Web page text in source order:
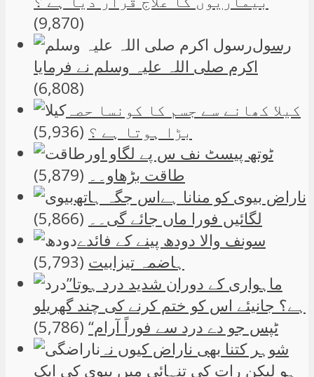
(9,870)
رسول
اکرم صلی اللہ علیہ وسلم نے فرمایا
(6,808)
کیلا کھانے سے جسم کا کونسا حصہ
بڑا ہوتا ہے ؟ (5,936)
ٹوتھ پیسٹ نف س پے لگاو اور
طاقت بڑھاو۔۔ (5,879)
ناراض بیوی کو منانا ہےاس جگہ ہاتھ
لگائیں فورا ماں جائے گی۔۔ (5,866)
سونف والا دودھ پینے کے فائدے
ہاضمہ تیزابیت (5,793)
”ماہواری کے دوران شدید درد ہوتا
ہے؟ جانیئے اس کو ختم کرنے کی چند گھریلو
ٹپس جو دے درد سے فوراً آرام“ (5,786)
شوہر کتنا بھی ناراض کیوں نہ
ہو لیکن رات کی تنہائی میں بیوی کی ایک